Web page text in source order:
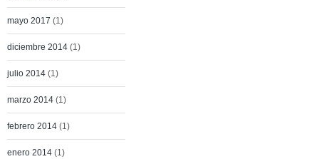
mayo 2017 (1)
diciembre 2014 (1)
julio 2014 (1)
marzo 2014 (1)
febrero 2014 (1)
enero 2014 (1)